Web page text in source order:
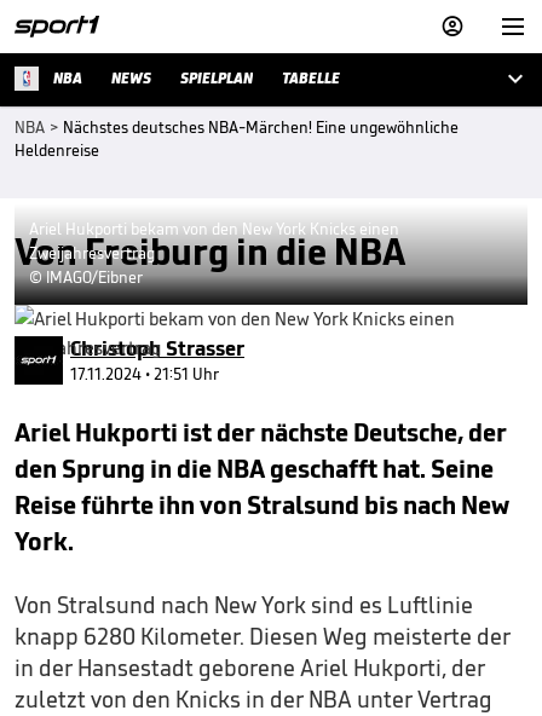


NBA NEWS SPIELPLAN TABELLE 
NBA > Nächstes deutsches NBA-Märchen! Eine ungewöhnliche
Heldenreise
Von Freiburg in die NBA
Ariel Hukporti bekam von den New York Knicks einen
Zweijahresvertrag
© IMAGO/Eibner
Christoph Strasser
17.11.2024 • 21:51 Uhr
Ariel Hukporti ist der nächste Deutsche, der
den Sprung in die NBA geschafft hat. Seine
Reise führte ihn von Stralsund bis nach New
York.
Von Stralsund nach New York sind es Luftlinie
knapp 6280 Kilometer. Diesen Weg meisterte der
in der Hansestadt geborene Ariel Hukporti, der
zuletzt von den Knicks in der NBA unter Vertrag